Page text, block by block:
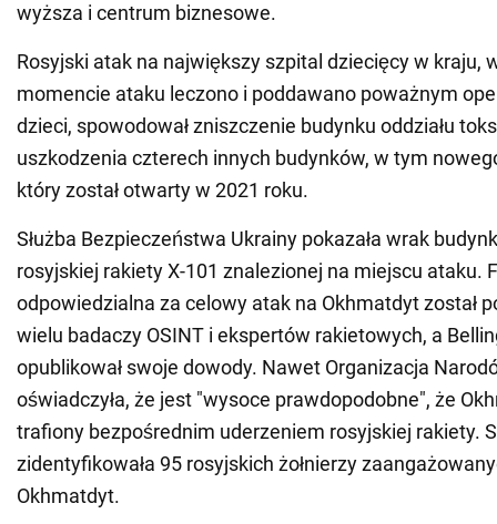
wyższa i centrum biznesowe.
Rosyjski atak na największy szpital dziecięcy w kraju,
momencie ataku leczono i poddawano poważnym
dzieci, spowodował zniszczenie budynku oddziału
uszkodzenia czterech innych budynków, w tym
który został otwarty w 2021 roku.
Służba Bezpieczeństwa Ukrainy pokazała wrak
rosyjskiej rakiety X-101 znalezionej na miejscu ataku.
odpowiedzialna za celowy atak na Okhmatdyt został
wielu badaczy OSINT i ekspertów rakietowych, a
opublikował swoje dowody. Nawet Organizacja
oświadczyła, że jest "wysoce prawdopodobne", że
trafiony bezpośrednim uderzeniem rosyjskiej rakiety.
zidentyfikowała 95 rosyjskich żołnierzy
Okhmatdyt.